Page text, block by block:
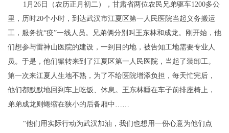
1月26日（农历正月初二），甘肃省两位农民兄弟驱车1200多公
里，历时20个小时，到达武汉市江夏区第一人民医院当起义务搬运
工，服务抗“疫”一线人员。兄弟俩分别叫王东林和成龙。刚开始，他
们想参与雷神山医院的建设，一到目的地，被告知工地需要专业人
员。于是，他们辗转来到了江夏区第一人民医院，当起了装卸工。
第一次来江夏人生地不熟，为了不给医院增添负担，每天忙完后，
他们都默默地回到车上吃饭、休息。王东林睡在车子前排座椅上，
弟弟成龙则蜷缩在狭小的后备厢中……
“他们用实际行动为武汉加油，我们也想用一份心意为他们点